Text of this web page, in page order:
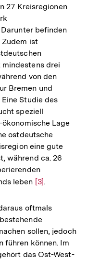
27 Kreisregionen
befinden
Zudem ist
mindestens drei
von den
Bremen und
Studie des
speziell
Lage
ostdeutsche
eine gute
während ca. 26
leben Zur
der
Fußnote
[3].
oftmals
sollen, jedoch
führen können. Im
das Ost-West-